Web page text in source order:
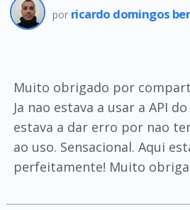
por ricardo domingos
Muito obrigado por
Ja nao estava a usar a API
estava a dar erro por nao
ao uso. Sensacional. Aqui
perfeitamente! Muito